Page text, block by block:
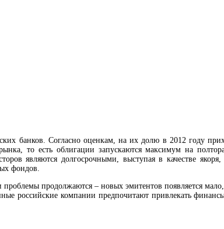
банков. Согласно оценкам, на их долю в 2012 году
то есть облигации запускаются максимум на
являются долгосрочными, выступая в качестве
фондов.
продолжаются – новых эмитентов появляется
российские компании предпочитают привлекать